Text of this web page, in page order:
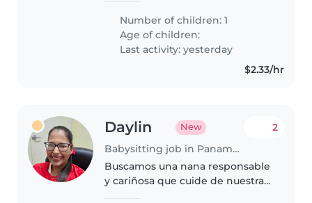
limpieza general de la casa.
Buscamos a alguien amable,
organizada y con buena actitud,
que también..
Number of children: 1
Age of children:
Last activity: yesterday
$2.33/hr
Daylin New
Babysitting job in Panama City
2
Buscamos una nana responsable
y cariñosa que cuide de nuestra